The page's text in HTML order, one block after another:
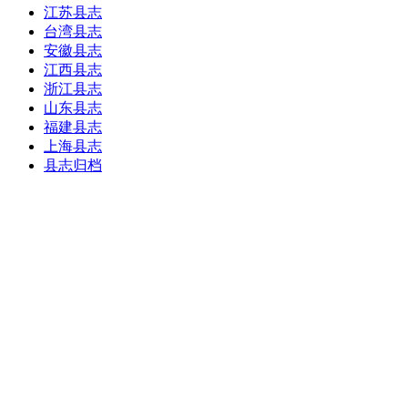
江苏县志
台湾县志
安徽县志
江西县志
浙江县志
山东县志
福建县志
上海县志
县志归档